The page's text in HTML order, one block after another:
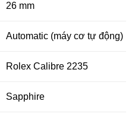
26 mm
Automatic (máy cơ tự động)
Rolex Calibre 2235
Sapphire